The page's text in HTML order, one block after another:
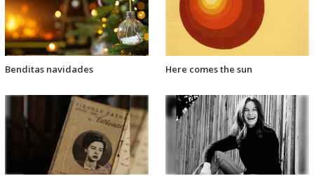
Benditas navidades Here comes the sun